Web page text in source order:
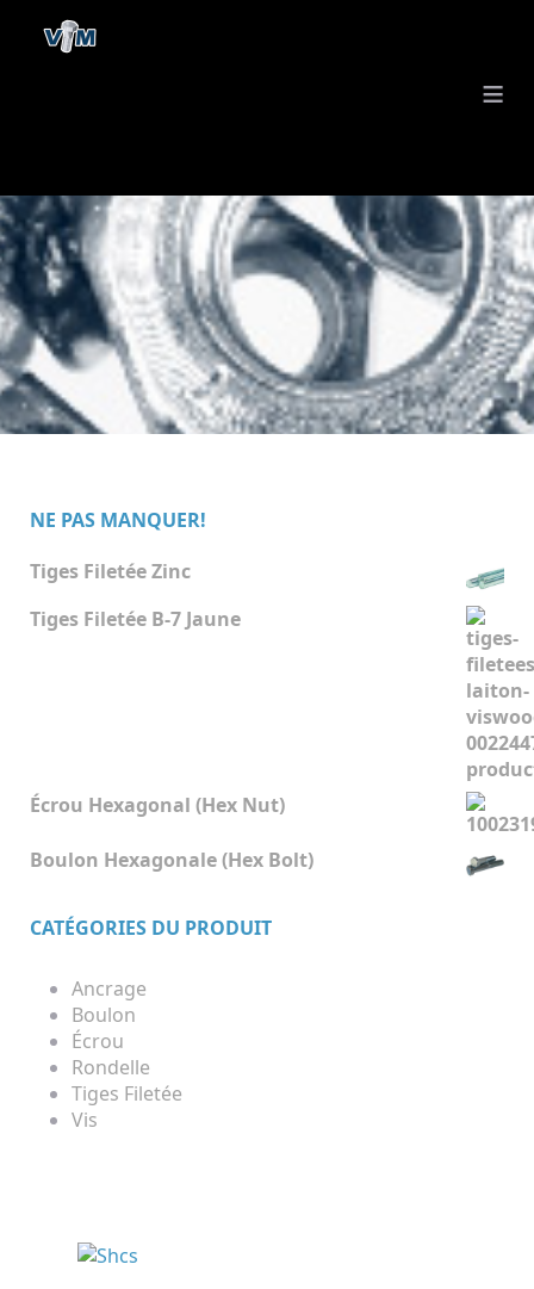
≡
NE PAS MANQUER!
Tiges Filetée Zinc
Tiges Filetée B-7 Jaune
Écrou Hexagonal (Hex Nut)
Boulon Hexagonale (Hex Bolt)
CATÉGORIES DU PRODUIT
Ancrage
Boulon
Écrou
Rondelle
Tiges Filetée
Vis